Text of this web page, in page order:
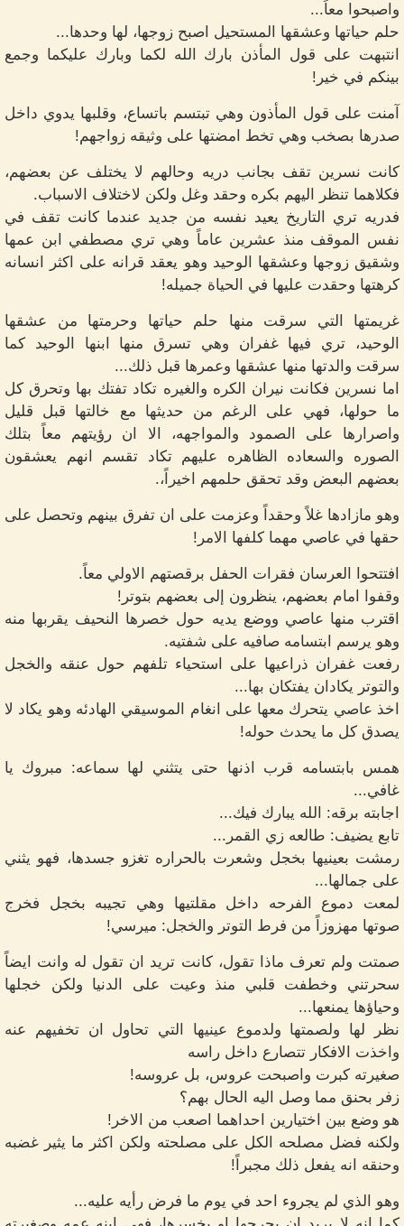
واصبحوا معاً...
حلم حياتها وعشقها المستحيل اصبح زوجها، لها وحدها...
انتبهت على قول المأذن بارك الله لكما وبارك عليكما وجمع
بينكم في خير!
آمنت على قول المأذون وهي تبتسم باتساع، وقلبها يدوي داخل
صدرها بصخب وهي تخط امضتها على وثيقه زواجهم!
كانت نسرين تقف بجانب دريه وحالهم لا يختلف عن بعضهم،
فكلاهما تنظر اليهم بكره وحقد وغل ولكن لاختلاف الاسباب.
فدريه تري التاريخ يعيد نفسه من جديد عندما كانت تقف في
نفس الموقف منذ عشرين عاماً وهي تري مصطفي ابن عمها
وشقيق زوجها وعشقها الوحيد وهو يعقد قرانه على اكثر انسانه
كرهتها وحقدت عليها في الحياة جميله!
غريمتها التي سرقت منها حلم حياتها وحرمتها من عشقها
الوحيد، تري فيها غفران وهي تسرق منها ابنها الوحيد كما
سرقت والدتها منها عشقها وعمرها قبل ذلك...
اما نسرين فكانت نيران الكره والغيره تكاد تفتك بها وتحرق كل
ما حولها، فهي على الرغم من حديثها مع خالتها قبل قليل
واصرارها على الصمود والمواجهه، الا ان رؤيتهم معاً بتلك
الصوره والسعاده الظاهره عليهم تكاد تقسم انهم يعشقون
بعضهم البعض وقد تحقق حلمهم اخيراً،.
وهو مازادها غلاً وحقداً وعزمت على ان تفرق بينهم وتحصل على
حقها في عاصي مهما كلفها الامر!
افتتحوا العرسان فقرات الحفل برقصتهم الاولي معاً.
وقفوا امام بعضهم، ينظرون إلى بعضهم بتوتر!
اقترب منها عاصي ووضع يديه حول خصرها النحيف يقربها منه
وهو يرسم ابتسامه صافيه على شفتيه.
رفعت غفران ذراعيها على استحياء تلفهم حول عنقه والخجل
والتوتر يكادان يفتكان بها...
اخذ عاصي يتحرك معها على انغام الموسيقي الهادئه وهو يكاد لا
يصدق كل ما يحدث حوله!
همس بابتسامه قرب اذنها حتى يتثني لها سماعه: مبروك يا
غافي...
اجابته برقه: الله يبارك فيك...
تابع يضيف: طالعه زي القمر...
رمشت بعينيها بخجل وشعرت بالحراره تغزو جسدها، فهو يثني
على جمالها...
لمعت دموع الفرحه داخل مقلتيها وهي تجيبه بخجل فخرج
صوتها مهزوزاً من فرط التوتر والخجل: ميرسي!
صمتت ولم تعرف ماذا تقول، كانت تريد ان تقول له وانت ايضاً
سحرتني وخطفت قلبي منذ وعيت على الدنيا ولكن خجلها
وحياؤها يمنعها...
نظر لها ولصمتها ولدموع عينيها التي تحاول ان تخفيهم عنه
واخذت الافكار تتصارع داخل راسه
صغيرته كبرت واصبحت عروس، بل عروسه!
زفر بحنق مما وصل اليه الحال بهم؟
هو وضع بين اختيارين احداهما اصعب من الاخر!
ولكنه فضل مصلحه الكل على مصلحته ولكن اكثر ما يثير غضبه
وحنقه انه يفعل ذلك مجبراً!
وهو الذي لم يجروء احد في يوم ما فرض رأيه عليه...